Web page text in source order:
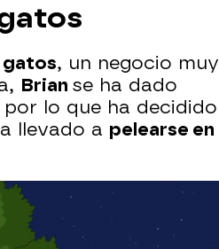
gatos, un negocio muy
Brian se ha dado
lo que ha decidido
llevado a pelearse en